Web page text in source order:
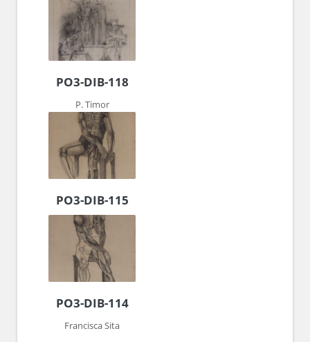
PO3-DIB-118
P. Timor
PO3-DIB-115
PO3-DIB-114
Francisca Sita